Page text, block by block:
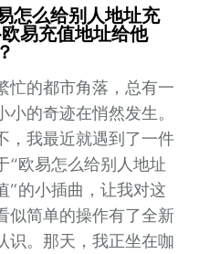
怎么给别人地址充
易充值地址给他
忙的都市角落，总有一
小的奇迹在悄然发生。
，我最近就遇到了一件
“欧易怎么给别人地址
”的小插曲，让我对这
似简单的操作有了全新
识。那天，我正坐在咖